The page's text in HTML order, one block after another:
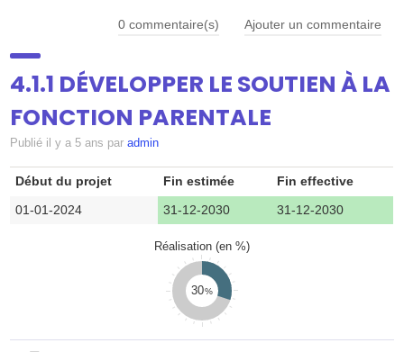
DOSSIERS
ATELIERS
CONTRIBUEZ
ANNUAIRE
0commentaire(s) Ajouter un commentaire
4.1.1 DÉVELOPPER LE SOUTIEN À LA
FONCTION PARENTALE
Publié il y a 5 ans paradmin
Début du projet Fin estimée
Fin effective
01-01-2024
31-12-2030 31-12-2030
Réalisation (en %)
30